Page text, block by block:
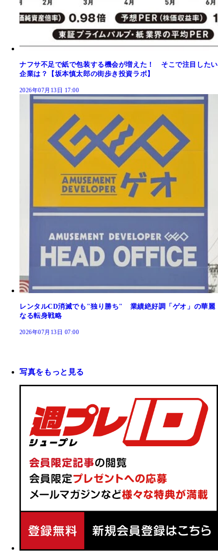
ナフサ不足で紙で包装する機会が増えた！ そこで注目したい
企業は？【坂本慎太郎の街歩き投資ラボ】
2026年07月13日 17:00
レンタルCD消滅でも"独り勝ち" 業績絶好調「ゲオ」の華麗
なる転身戦略
2026年07月13日 07:00
写真をもっと見る